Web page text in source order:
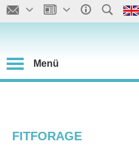
Menü
FITFORAGE